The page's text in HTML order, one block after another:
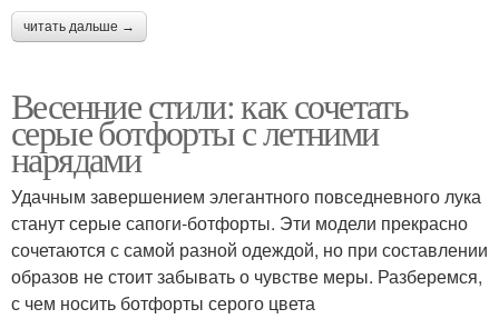
читать дальше →
Весенние стили: как сочетать
серые ботфорты с летними
нарядами
Удачным завершением элегантного повседневного лука
станут серые сапоги-ботфорты. Эти модели прекрасно
сочетаются с самой разной одеждой, но при составлении
образов не стоит забывать о чувстве меры. Разберемся,
с чем носить ботфорты серого цвета